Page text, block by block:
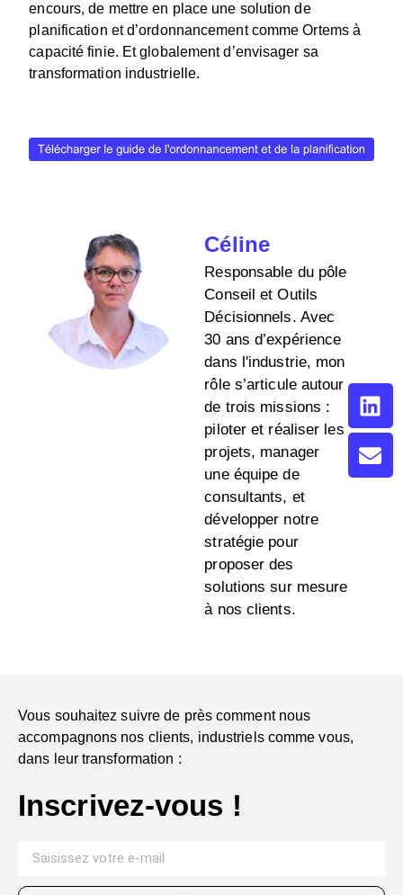
encours, de mettre en place une solution de
planification et d’ordonnancement comme Ortems à
capacité finie. Et globalement d’envisager sa
transformation industrielle.
Céline
Responsable du pôle
Conseil et Outils
Décisionnels. Avec
30 ans d’expérience
dans l'industrie, mon
rôle s’articule autour
de trois missions :
piloter et réaliser les
projets, manager
une équipe de
consultants, et
développer notre
stratégie pour
proposer des
solutions sur mesure
à nos clients.
Vous souhaitez suivre de près comment nous
accompagnons nos clients, industriels comme vous,
dans leur transformation :
Inscrivez-vous !